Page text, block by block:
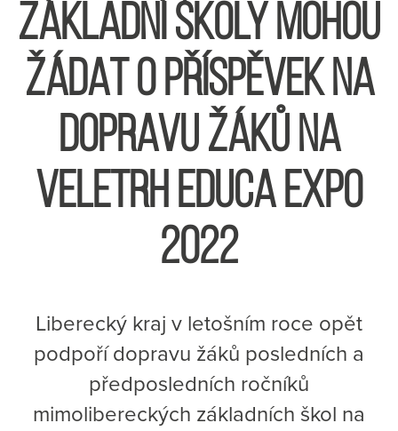
ZÁKLADNÍ ŠKOLY MOHOU
ŽÁDAT O PŘÍSPĚVEK NA
DOPRAVU ŽÁKŮ NA
VELETRH EDUCA EXPO
2022
Liberecký kraj v letošním roce opět
podpoří dopravu žáků posledních a
předposledních ročníků
mimolibereckých základních škol na